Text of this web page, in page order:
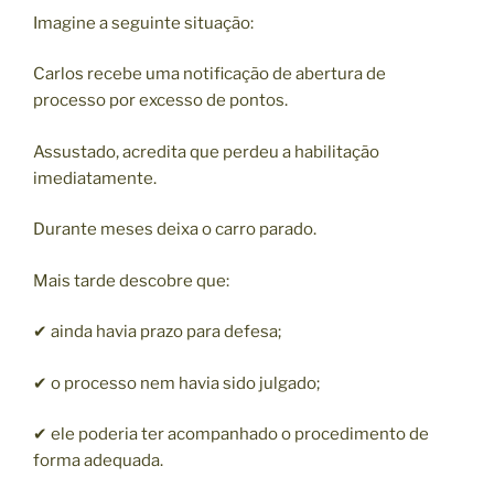
Imagine a seguinte situação:
Carlos recebe uma notificação de abertura de
processo por excesso de pontos.
Assustado, acredita que perdeu a habilitação
imediatamente.
Durante meses deixa o carro parado.
Mais tarde descobre que:
✔ ainda havia prazo para defesa;
✔ o processo nem havia sido julgado;
✔ ele poderia ter acompanhado o procedimento de
forma adequada.